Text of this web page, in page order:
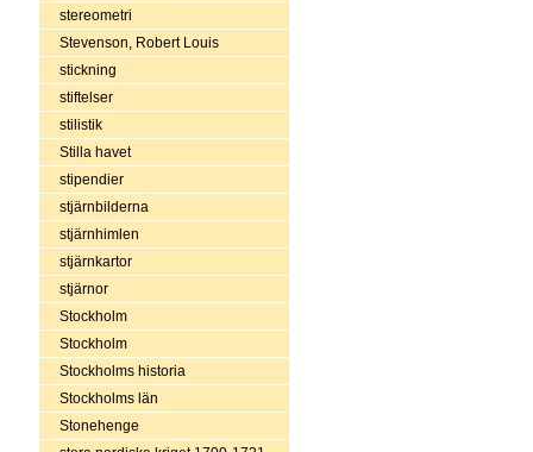
stereometri
Stevenson, Robert Louis
stickning
stiftelser
stilistik
Stilla havet
stipendier
stjärnbilderna
stjärnhimlen
stjärnkartor
stjärnor
Stockholm
Stockholm
Stockholms historia
Stockholms län
Stonehenge